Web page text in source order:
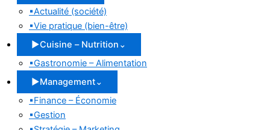
▪Actualité (société)
▪Vie pratique (bien-être)
▶Cuisine – Nutrition ⌄
▪Gastronomie – Alimentation
▶Management⌄
▪Finance – Économie
▪Gestion